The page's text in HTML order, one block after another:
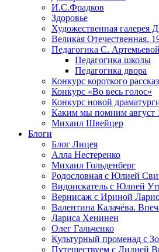
И.С.Фрадков
Здоровье
Художественная галерея
Великая Отечественная.
Педагогика С. Артемьевой
Педагогика школы
Педагогика двора
Конкурс короткого
Конкурс «Во весь голос»
Конкурс новой
Каким мы помним август
Михаил Швейцер
Блоги
Блог Лицея
Алла Нестеренко
Михаил Гольденберг
Родословная с Юлией
Видоискатель с Юлией
Вернисаж с Ириной
Валентина Калачёва.
Лариса Хенинен
Олег Гальченко
Культурный променад с
Путешествуем с Лидией